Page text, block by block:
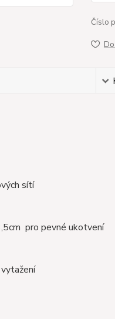
Číslo
sítí
pro pevné ukotvení